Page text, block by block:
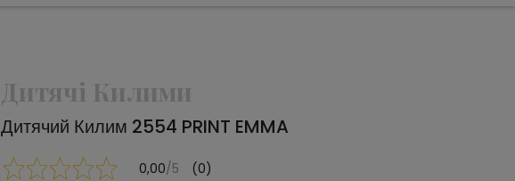
Дитячі Килими
Дитячий Килим 2554 PRINT EMMA
0,00/5 (0)